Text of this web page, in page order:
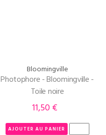
Bloomingville
Photophore - Bloomingville -
Toile noire
Prix
11,50 €
AJOUTER AU PANIER